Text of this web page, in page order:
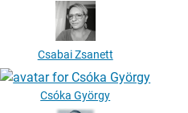
Csabai Zsanett
Csóka György